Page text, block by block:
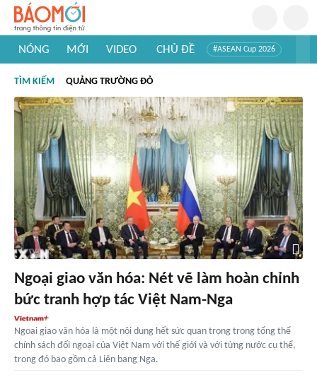
NÓNG MỚI VIDEO CHỦ ĐỀ #ASEAN Cup 2026
#Khám phá thế giới
TÌM KIẾM QUẢNG TRƯỜNG ĐỎ
Ngoại giao văn hóa: Nét vẽ làm hoàn chỉnh
bức tranh hợp tác Việt Nam-Nga
Ngoại giao văn hóa là một nội dung hết sức quan trọng trong tổng thể
chính sách đối ngoại của Việt Nam với thế giới và với từng nước cụ thể,
trong đó bao gồm cả Liên bang Nga.